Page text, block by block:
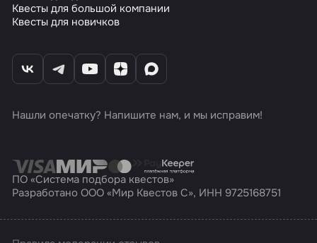
Квесты для большой компании
Квесты для новичков
Нашли опечатку? Напишите нам, и мы исправим!
ПО «Система подбора квестов»
Разработано ООО «Мир Квестов С», ИНН 9725168751